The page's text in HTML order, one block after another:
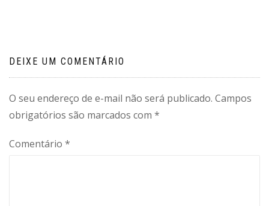
DEIXE UM COMENTÁRIO
O seu endereço de e-mail não será publicado. Campos
obrigatórios são marcados com *
Comentário *